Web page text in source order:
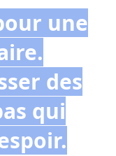
une
des
qui